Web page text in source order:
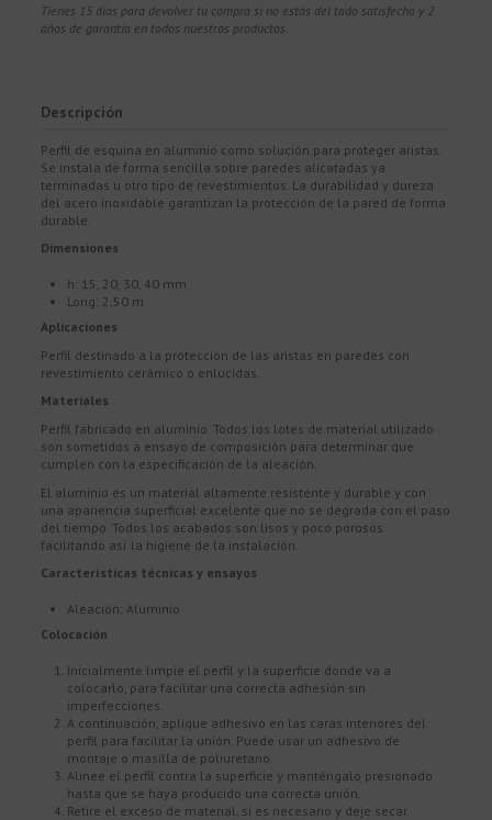
Tienes 15 días para devolver tu compra si no estás del todo satisfecho y 2
años de garantía en todos nuestros productos.
Descripción
Perfil de esquina en aluminio como solución para proteger aristas.
Se instala de forma sencilla sobre paredes alicatadas ya
terminadas u otro tipo de revestimientos. La durabilidad y dureza
del acero inoxidable garantizan la protección de la pared de forma
durable.
Dimensiones
h: 15, 20, 30, 40 mm
Long: 2,50 m
Aplicaciones
Perfil destinado a la protección de las aristas en paredes con
revestimiento cerámico o enlucidas.
Materiales
Perfil fabricado en aluminio. Todos los lotes de material utilizado
son sometidos a ensayo de composición para determinar que
cumplen con la especificación de la aleación.
El aluminio es un material altamente resistente y durable y con
una apariencia superficial excelente que no se degrada con el paso
del tiempo. Todos los acabados son lisos y poco porosos
facilitando así la higiene de la instalación.
Características técnicas y ensayos
Aleación: Aluminio
Colocación
Inicialmente limpie el perfil y la superficie donde va a
colocarlo, para facilitar una correcta adhesión sin
imperfecciones.
A continuación, aplique adhesivo en las caras interiores del
perfil para facilitar la unión. Puede usar un adhesivo de
montaje o masilla de poliuretano.
Alinee el perfil contra la superficie y manténgalo presionado
hasta que se haya producido una correcta unión.
Retire el exceso de material, si es necesario y deje secar.